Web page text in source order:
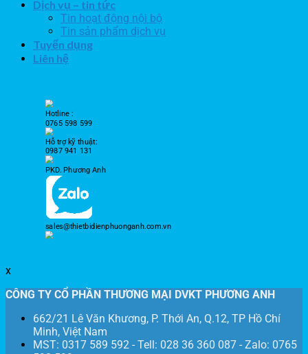
Dịch vụ – tin tức
Tin hoạt động nội bộ
Tin sản phẩm dịch vụ
Tuyển dụng
Liên hệ
Hotline :
0765 598 599
Hỗ trợ kỹ thuật:
0987 941 131
PKD. Phương Anh
sales@thietbidienphuonganh.com.vn
x
CÔNG TY CỔ PHẦN THƯƠNG MẠI DVKT PHƯƠNG ANH
662/21 Lê Văn Khương, P. Thới An, Q.12, TP Hồ Chí
Minh, Việt Nam
MST: 0317 589 592 - Tell: 028 36 360 087 - Zalo: 0765